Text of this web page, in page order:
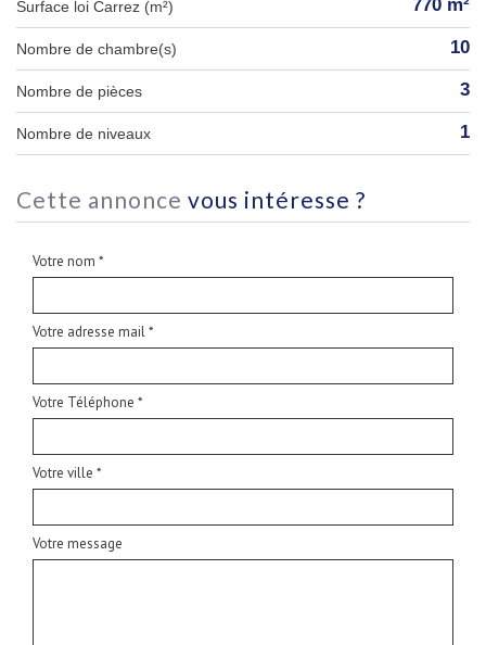
Surface loi Carrez (m²) 770 m²
Nombre de chambre(s) 10
Nombre de pièces 3
Nombre de niveaux 1
cette annonce vous intéresse ?
Votre nom *
Votre adresse mail *
Votre Téléphone *
Votre ville *
Votre message